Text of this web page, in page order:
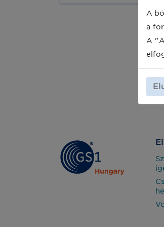
egyedülálló és nem
terhei csökkenthetők
lehetőséggel költséget
megtakaríthatnak
A
a
A